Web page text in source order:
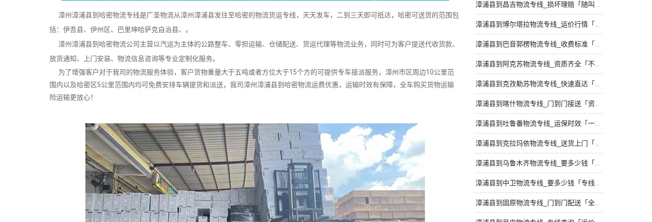
漳州漳浦县到哈密物流专线是广圣物流从漳州漳浦县发往至哈密的物流货运专线，天天发车，二到三天即可抵达，哈密可送货的范围包
括：伊吾县、伊州区、巴里坤哈萨克自治县、。
漳州漳浦县到哈密物流公司主营以汽运为主体的公路整车、零担运输、仓储配送、货运代理等物流业务，同时可为客户提送代收货款、
放货通知、上门安装、物流信息咨询等专业定制化服务。
为了增强客户对于我司的物流服务体验，客户货物重量大于五吨或者方位大于15个方的可提供专车接派服务，漳州市区周边10公里范
围内以及哈密区5公里范围内均可免费安排车辆提货和派送，我司漳州漳浦县到哈密物流运费优惠，运输时效有保障，全车购买货物运输
险运输更放心！
漳浦县到昌吉物流专线_损坏理赔「随叫随到」
漳浦县到博尔塔拉物流专线_运价行情「高速快运」
漳浦县到巴音郭楞物流专线_收费标准「一站直达」
漳浦县到阿克苏物流专线_资质齐全「不随意加价」
漳浦县到克孜勒苏物流专线_快速直达「高效运输」
漳浦县到喀什物流专线_门到门接送「资质齐全」
漳浦县到吐鲁番物流专线_运保时效「一站直达」
漳浦县到克拉玛依物流专线_送货上门「快运直达」
漳浦县到乌鲁木齐物流专线_要多少钱「要几天到」
漳浦县到中卫物流专线_要多少钱「专线查询」
漳浦县到固原物流专线_门到门配送「全程定位」